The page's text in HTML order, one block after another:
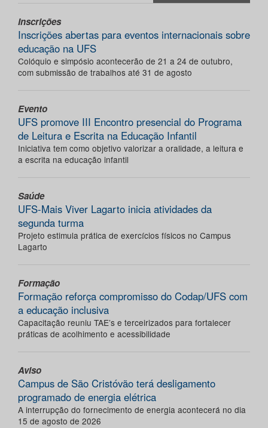
Inscrições
Inscrições abertas para eventos internacionais sobre
educação na UFS
Colóquio e simpósio acontecerão de 21 a 24 de outubro,
com submissão de trabalhos até 31 de agosto
Evento
UFS promove III Encontro presencial do Programa
de Leitura e Escrita na Educação Infantil
Iniciativa tem como objetivo valorizar a oralidade, a leitura e
a escrita na educação infantil
Saúde
UFS-Mais Viver Lagarto inicia atividades da
segunda turma
Projeto estimula prática de exercícios físicos no Campus
Lagarto
Formação
Formação reforça compromisso do Codap/UFS com
a educação inclusiva
Capacitação reuniu TAE’s e terceirizados para fortalecer
práticas de acolhimento e acessibilidade
Aviso
Campus de São Cristóvão terá desligamento
programado de energia elétrica
A interrupção do fornecimento de energia acontecerá no dia
15 de agosto de 2026